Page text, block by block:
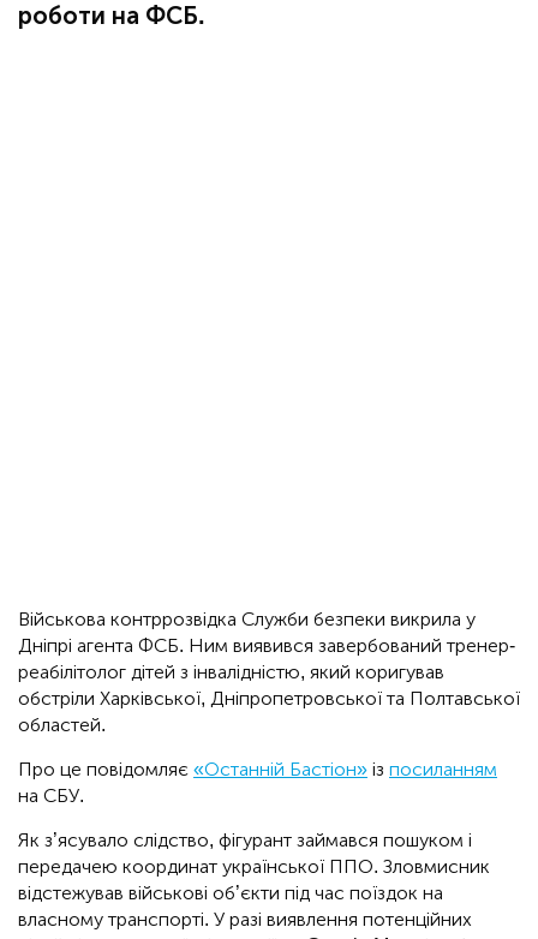
роботи на ФСБ.
Військова контррозвідка Служби безпеки викрила у
Дніпрі агента ФСБ. Ним виявився завербований тренер-
реабілітолог дітей з інвалідністю, який коригував
обстріли Харківської, Дніпропетровської та Полтавської
областей.
Про це повідомляє «Останній Бастіон» із посиланням
на СБУ.
Як з’ясувало слідство, фігурант займався пошуком і
передачею координат української ППО. Зловмисник
відстежував військові об’єкти під час поїздок на
власному транспорті. У разі виявлення потенційних